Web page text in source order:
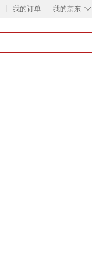
我的订单 ◇
我的京东